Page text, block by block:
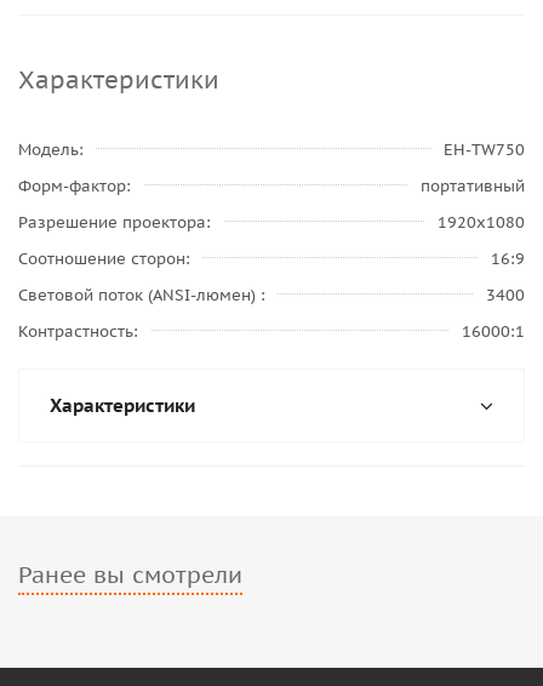
Характеристики
Модель
EH-TW750
Форм-фактор
портативный
Разрешение проектора
1920x1080
Соотношение сторон
16:9
Световой поток (ANSI-люмен)
3400
Контрастность
16000:1
Характеристики
Ранее вы смотрели